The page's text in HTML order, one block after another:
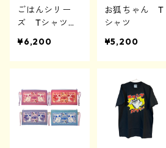
ごはんシリー
ズ Tシャツ
¥6,200
お狐ちゃん T
シャツ
¥5,200